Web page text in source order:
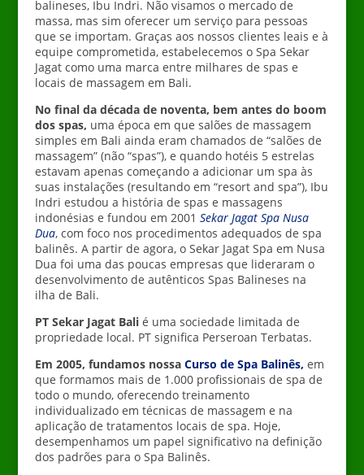
balineses, Ibu Indri. Não visamos o mercado de
massa, mas sim oferecer um serviço para pessoas
que se importam. Graças aos nossos clientes leais e à
equipe comprometida, estabelecemos o Spa Sekar
Jagat como uma marca entre milhares de spas e
locais de massagem em Bali.
No final da década de noventa, bem antes do boom
dos spas, uma época em que salões de massagem
simples em Bali ainda eram chamados de “salões de
massagem” (não “spas”), e quando hotéis 5 estrelas
estavam apenas começando a adicionar um spa às
suas instalações (resultando em “resort and spa”), Ibu
Indri estudou a história de spas e massagens
indonésias e fundou em 2001 Sekar Jagat Spa Nusa
Dua, com foco nos procedimentos adequados de spa
balinês. A partir de agora, o Sekar Jagat Spa em Nusa
Dua foi uma das poucas empresas que lideraram o
desenvolvimento de autênticos Spas Balineses na
ilha de Bali.
PT Sekar Jagat Balié uma sociedade limitada de
propriedade local. PT significa Perseroan Terbatas.
Em 2005, fundamos nossa Curso de Spa Balinês, em
que formamos mais de 1.000 profissionais de spa de
todo o mundo, oferecendo treinamento
individualizado em técnicas de massagem e na
aplicação de tratamentos locais de spa. Hoje,
desempenhamos um papel significativo na definição
dos padrões para o Spa Balinês.